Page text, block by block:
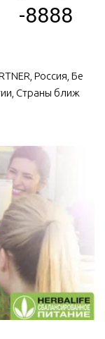
-8888
Россия, Бе
Страны ближ